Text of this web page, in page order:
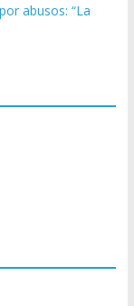
abusos: “La